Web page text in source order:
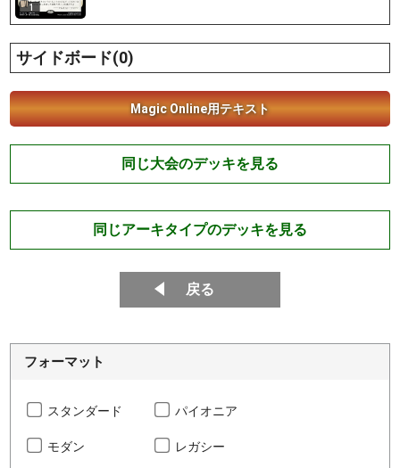
1
サイドボード(0)
Magic Online用テキスト
同じ大会のデッキを見る
同じアーキタイプのデッキを見る
戻る
フォーマット
スタンダード パイオニア
モダン レガシー